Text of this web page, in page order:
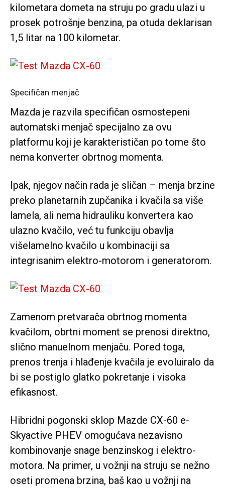
kilometara dometa na struju po gradu ulazi u
prosek potrošnje benzina, pa otuda deklarisan
1,5 litar na 100 kilometar.
Specifičan menjač
Mazda je razvila specifičan osmostepeni
automatski menjač specijalno za ovu
platformu koji je karakterističan po tome što
nema konverter obrtnog momenta.
Ipak, njegov način rada je sličan – menja brzine
preko planetarnih zupčanika i kvačila sa više
lamela, ali nema hidrauliku konvertera kao
ulazno kvačilo, već tu funkciju obavlja
višelamelno kvačilo u kombinaciji sa
integrisanim elektro-motorom i generatorom.
Zamenom pretvarača obrtnog momenta
kvačilom, obrtni moment se prenosi direktno,
slično manuelnom menjaču. Pored toga,
prenos trenja i hlađenje kvačila je evoluiralo da
bi se postiglo glatko pokretanje i visoka
efikasnost.
Hibridni pogonski sklop Mazde CX-60 e-
Skyactive PHEV omogućava nezavisno
kombinovanje snage benzinskog i elektro-
motora. Na primer, u vožnji na struju se nežno
oseti promena brzina, baš kao u vožnji na